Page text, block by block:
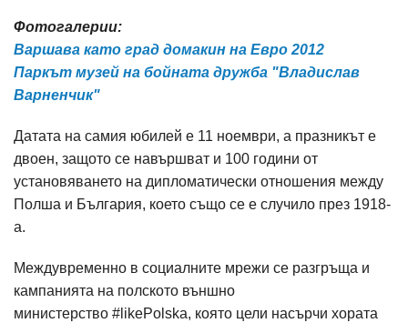
Фотогалерии:
Варшава като град домакин на Евро 2012
Паркът музей на бойната дружба "Владислав
Варненчик"
Датата на самия юбилей е 11 ноември, а празникът е
двоен, защото се навършват и 100 години от
установяването на дипломатически отношения между
Полша и България, което също се е случило през 1918-
а.
Междувременно в социалните мрежи се разгръща и
кампанията на полското външно
министерство #likePolska, която цели насърчи хората